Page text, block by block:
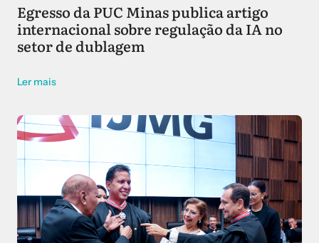
Egresso da PUC Minas publica artigo
internacional sobre regulação da IA no
setor de dublagem
Ler mais